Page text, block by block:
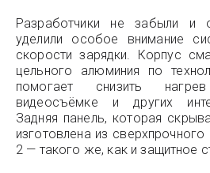
Разработчики не забыли и
уделили особое внимание
скорости зарядки. Корпус
цельного алюминия по
помогает снизить
видеосъёмке и других
Задняя панель, которая
изготовлена из
2 — такого же, как и защитное